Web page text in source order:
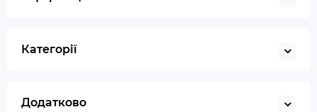
Категорії
Додатково